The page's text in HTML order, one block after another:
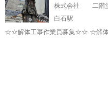
株式会社 二階
白石駅
☆☆解体工事作業員募集☆☆ ☆解体工スタッフ募集中です。 ☆経験者